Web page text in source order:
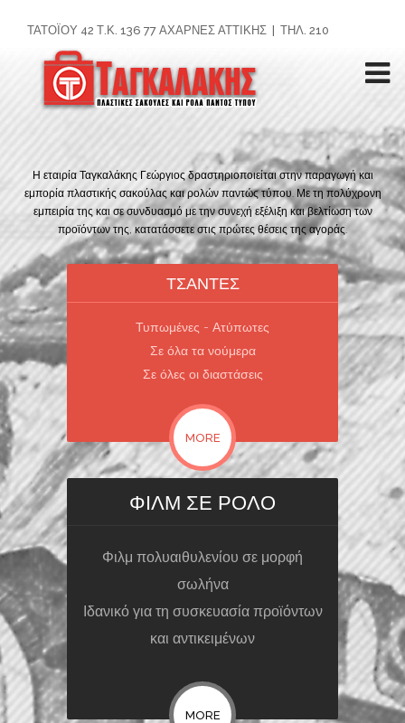
ΤΑΤΟΪ́ΟΥ 42 Τ.Κ. 136 77 ΑΧΑΡΝΈΣ ΑΤΤΙΚΉΣ | ΤΗΛ. 210
8000760 | EMAIL: INFO@TAGALAKIS.GR
Η εταιρία Ταγκαλάκης Γεώργιος δραστηριοποιείται στην παραγωγή και
εμπορία πλαστικής σακούλας και ρολών παντώς τύπου. Με τη πολύχρονη
εμπειρία της και σε συνδυασμό με την συνεχή εξέλιξη και βελτίωση των
προϊόντων της, κατατάσσετε στις πρώτες θέσεις της αγοράς.
ΤΣΑΝΤΕΣ
Τυπωμένες - Ατύπωτες
Σε όλα τα νούμερα
Σε όλες οι διαστάσεις
MORE
ΦΙΛΜ ΣΕ ΡΟΛΟ
Φιλμ πολυαιθυλενίου σε μορφή
σωλήνα
Ιδανικό για τη συσκευασία προϊόντων
και αντικειμένων
MORE